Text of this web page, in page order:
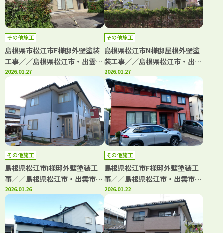
その他施工
島根県市松江市F様邸外壁塗装
工事／／島根県松江市・出雲
市・大田市・雲南市・鳥取県米
子市・境港市の「きじま塗装」
2026.01.27
その他施工
島根県松江市N様邸屋根外壁塗
装工事／／島根県松江市・出雲
市・大田市・雲南市・鳥取県米
子市・境港市の「きじま塗装」
2026.01.27
その他施工
島根県松江市I様邸外壁塗装工
事／／島根県松江市・出雲市・
大田市・雲南市・鳥取県米子
市・境港市の「きじま塗装」
2026.01.26
その他施工
島根県松江市F様邸外壁塗装工
事／／島根県松江市・出雲市・
大田市・雲南市・鳥取県米子
市・境港市の「きじま塗装」
2026.01.22